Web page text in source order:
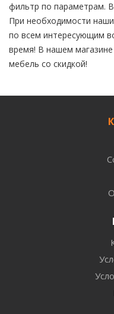
фильтр по параметрам.
При необходимости
по всем интересующим
время! В нашем
мебель со скидкой!